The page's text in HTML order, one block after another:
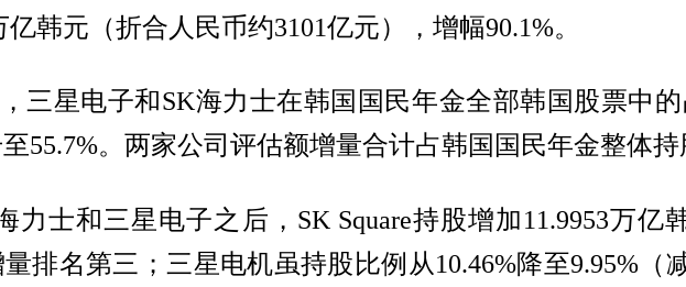
亿韩元（折合人民币约3101亿元），增幅90.1%。
三星电子和SK海力士在韩国国民年金全部韩国股票中
55.7%。两家公司评估额增量合计占韩国国民年金整体
力士和三星电子之后，SK Square持股增加11.9953万亿
排名第三；三星电机虽持股比例从10.46%降至9.95%（